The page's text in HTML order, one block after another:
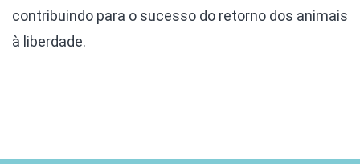
contribuindo para o sucesso do retorno dos animais
à liberdade.